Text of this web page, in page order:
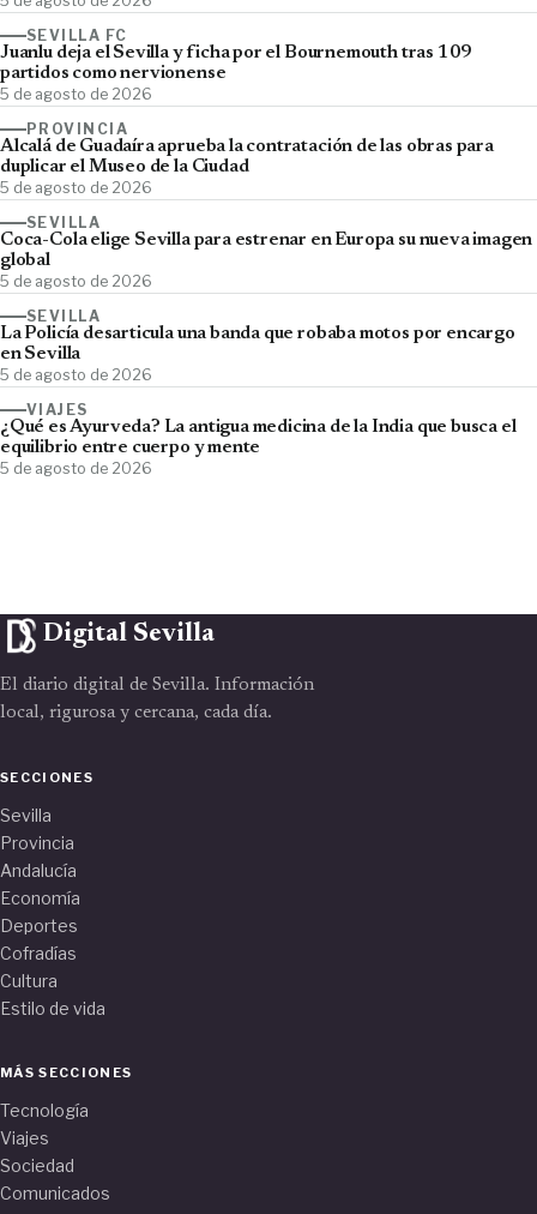
SEVILLA FC
Juanlu deja el Sevilla y ficha por el Bournemouth tras 109
partidos como nervionense
5 de agosto de 2026
PROVINCIA
Alcalá de Guadaíra aprueba la contratación de las obras para
duplicar el Museo de la Ciudad
5 de agosto de 2026
SEVILLA
Coca-Cola elige Sevilla para estrenar en Europa su nueva imagen
global
5 de agosto de 2026
SEVILLA
La Policía desarticula una banda que robaba motos por encargo
en Sevilla
5 de agosto de 2026
VIAJES
¿Qué es Ayurveda? La antigua medicina de la India que busca el
equilibrio entre cuerpo y mente
5 de agosto de 2026
Digital Sevilla
El diario digital de Sevilla. Información
local, rigurosa y cercana, cada día.
SECCIONES
Sevilla
Provincia
Andalucía
Economía
Deportes
Cofradías
Cultura
Estilo de vida
MÁS SECCIONES
Tecnología
Viajes
Sociedad
Comunicados